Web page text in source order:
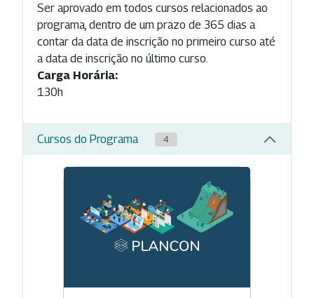
Ser aprovado em todos cursos relacionados ao
programa, dentro de um prazo de 365 dias a
contar da data de inscrição no primeiro curso até
a data de inscrição no último curso.
Carga Horária:
130h
Cursos do Programa 4